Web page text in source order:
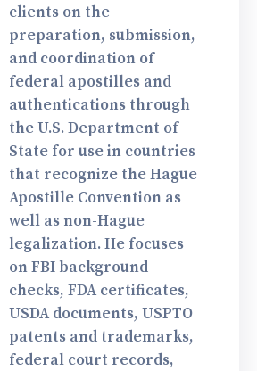
clients on the
preparation, submission,
and coordination of
federal apostilles and
authentications through
the U.S. Department of
State for use in countries
that recognize the Hague
Apostille Convention as
well as non-Hague
legalization. He focuses
on FBI background
checks, FDA certificates,
USDA documents, USPTO
patents and trademarks,
federal court records,